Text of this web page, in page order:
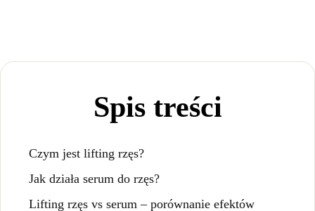
Spis treści
Czym jest lifting rzęs?
Jak działa serum do rzęs?
Lifting rzęs vs serum – porównanie efektów